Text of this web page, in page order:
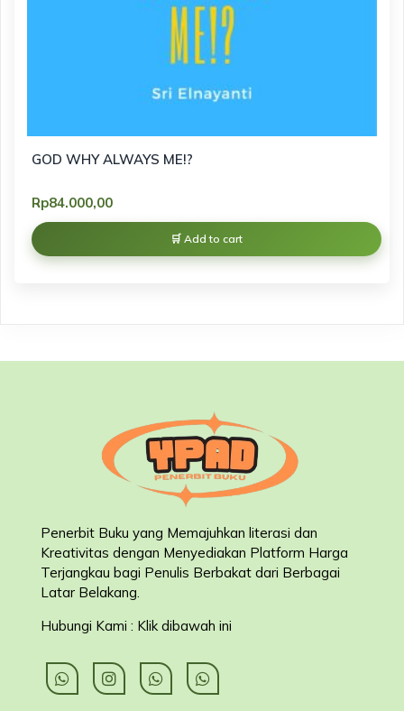
GOD WHY ALWAYS ME!?
Rp84.000,00
Add to cart
Penerbit Buku yang Memajuhkan literasi dan
Kreativitas dengan Menyediakan Platform Harga
Terjangkau bagi Penulis Berbakat dari Berbagai
Latar Belakang
Hubungi Kami : Klik dibawah ini